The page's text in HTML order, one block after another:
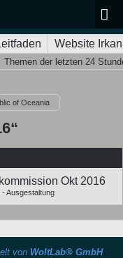
Website
Themen der letzten 24
of Oceania
Okt 2016
-Ausgestaltung
von WoltLab® GmbH